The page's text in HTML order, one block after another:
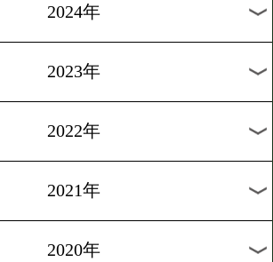
[動画・前日計量]2014.2.28
両王座をかけた戦い
1